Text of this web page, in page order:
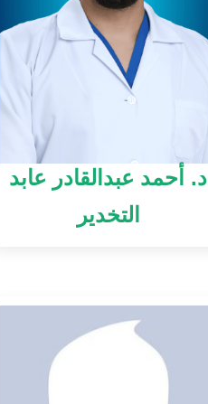
د. أحمد عبدالقادر عابد
التخدير